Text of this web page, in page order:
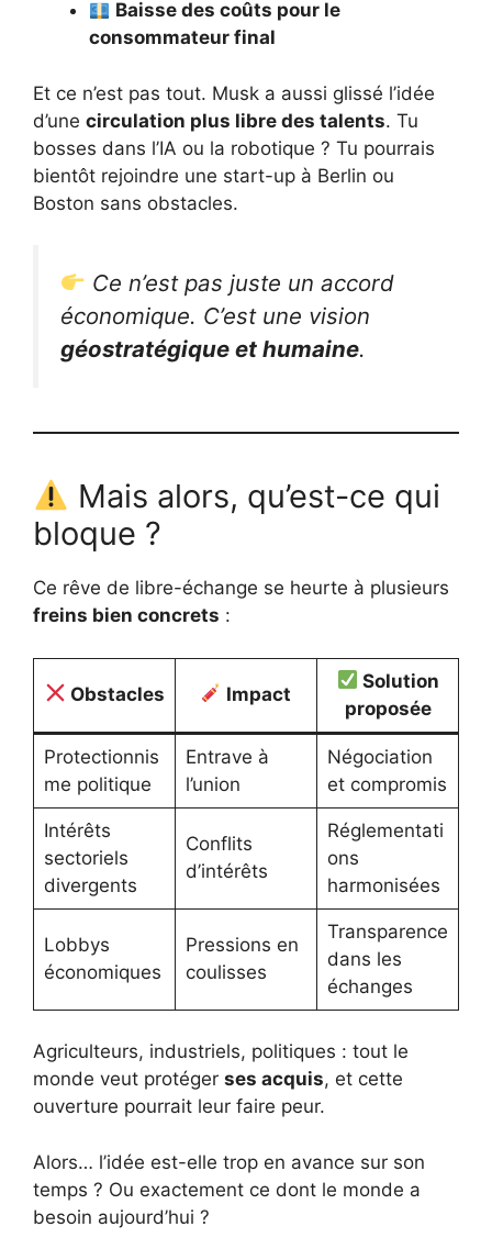
Baisse des coûts pour le
consommateur final
Et ce n’est pas tout. Musk a aussi glissé l’idée
d’une circulation plus libre des talents. Tu
bosses dans l’IA ou la robotique ? Tu pourrais
bientôt rejoindre une start-up à Berlin ou
Boston sans obstacles.
Ce n’est pas juste un accord
économique. C’est une vision
géostratégique et humaine.
Mais alors, qu’est-ce qui
bloque ?
Ce rêve de libre-échange se heurte à plusieurs
freins bien concrets :
Obstacles Impact
Solution
proposée
Protectionnis
me politique
Entrave à
l’union
Négociation
et compromis
Intérêts
sectoriels
divergents
Conflits
d’intérêts
Réglementati
ons
harmonisées
Lobbys
économiques
Pressions en
coulisses
Transparence
dans les
échanges
Agriculteurs, industriels, politiques : tout le
monde veut protéger ses acquis, et cette
ouverture pourrait leur faire peur.
Alors… l’idée est-elle trop en avance sur son
temps ? Ou exactement ce dont le monde a
besoin aujourd’hui ?